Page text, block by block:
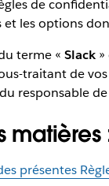
de
les options
terme « Slack»
traitant de
responsable
matières
présentes